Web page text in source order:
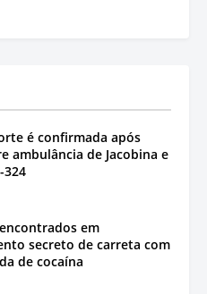
é confirmada após
ambulância de Jacobina e
324
em
secreto de carreta com
de cocaína